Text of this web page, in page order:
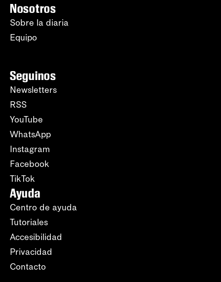
Nosotros
Sobre la diaria
Equipo
Seguinos
Newsletters
RSS
YouTube
WhatsApp
Instagram
Facebook
TikTok
Ayuda
Centro de ayuda
Tutoriales
Accesibilidad
Privacidad
Contacto